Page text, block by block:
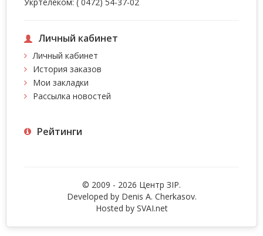
Личный кабинет
Личный кабинет
История заказов
Мои закладки
Рассылка новостей
Рейтинги
© 2009 - 2026 Центр ЗIР.
Developed by Denis A. Cherkasov.
Hosted by SVAI.net